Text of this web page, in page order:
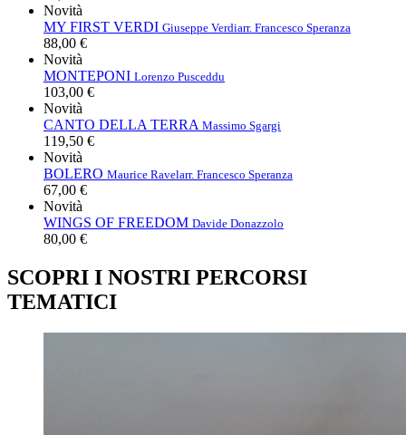
Novità
MY FIRST VERDI Giuseppe Verdiarr. Francesco Speranza
88,00 €
Novità
MONTEPONI Lorenzo Pusceddu
103,00 €
Novità
CANTO DELLA TERRA Massimo Sgargi
119,50 €
Novità
BOLERO Maurice Ravelarr. Francesco Speranza
67,00 €
Novità
WINGS OF FREEDOM Davide Donazzolo
80,00 €
SCOPRI I NOSTRI PERCORSI
TEMATICI